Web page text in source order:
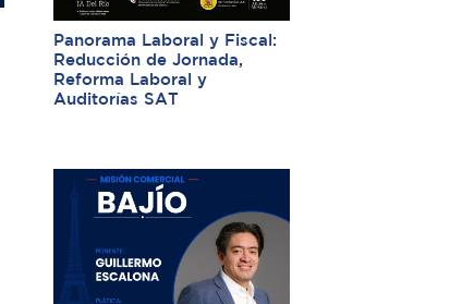
Panorama Laboral y Fiscal:
Reducción de Jornada,
Reforma Laboral y
Auditorías SAT